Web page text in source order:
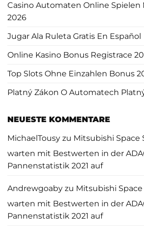
Casino Automaten Online Spielen
2026
Jugar Ala Ruleta Gratis En Español
Online Kasino Bonus Registrace
Top Slots Ohne Einzahlen Bonus
Platný Zákon O Automatech
NEUESTE KOMMENTARE
MichaelTousy zu Mitsubishi Space
warten mit Bestwerten in der
Pannenstatistik 2021 auf
Andrewgoaby zu Mitsubishi Space
warten mit Bestwerten in der
Pannenstatistik 2021 auf